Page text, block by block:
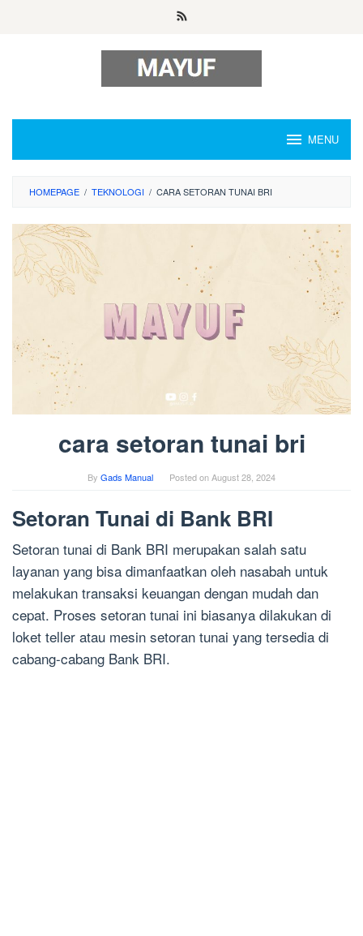
MENU
HOMEPAGE / TEKNOLOGI / CARA SETORAN TUNAI BRI
cara setoran tunai bri
By Gads Manual Posted onAugust 28, 2024
Setoran Tunai di Bank BRI
Setoran tunai di Bank BRI merupakan salah satu
layanan yang bisa dimanfaatkan oleh nasabah untuk
melakukan transaksi keuangan dengan mudah dan
cepat. Proses setoran tunai ini biasanya dilakukan di
loket teller atau mesin setoran tunai yang tersedia di
cabang-cabang Bank BRI.